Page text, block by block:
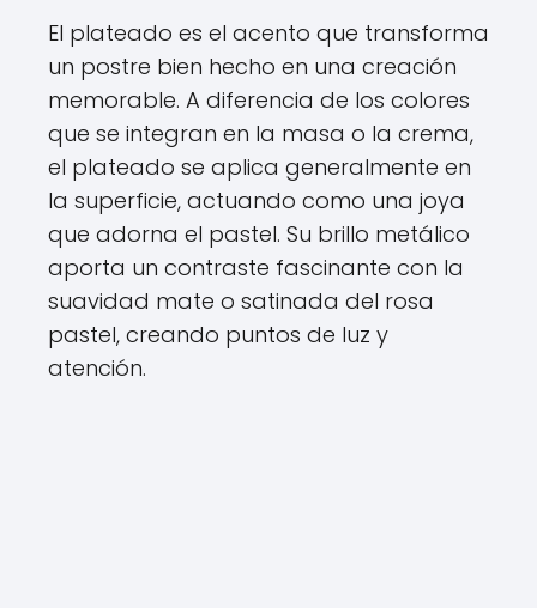
El plateado es el acento que transforma
un postre bien hecho en una creación
memorable. A diferencia de los colores
que se integran en la masa o la crema,
el plateado se aplica generalmente en
la superficie, actuando como una joya
que adorna el pastel. Su brillo metálico
aporta un contraste fascinante con la
suavidad mate o satinada del rosa
pastel, creando puntos de luz y
atención.